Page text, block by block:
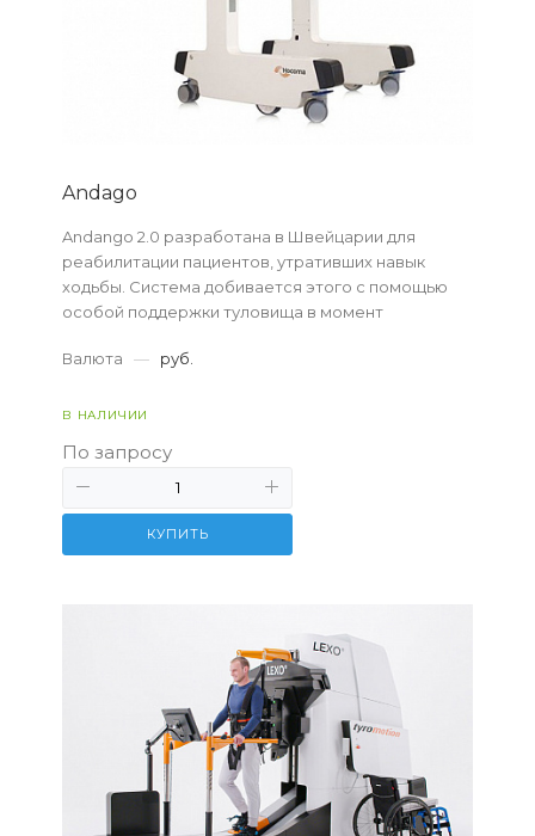
Andago
Andango 2.0 разработана в Швейцарии для
реабилитации пациентов, утративших навык
ходьбы. Система добивается этого с помощью
особой поддержки туловища в момент
лечение передвигаетс...
Валюта — руб.
В НАЛИЧИИ
По запросу
КУПИТЬ